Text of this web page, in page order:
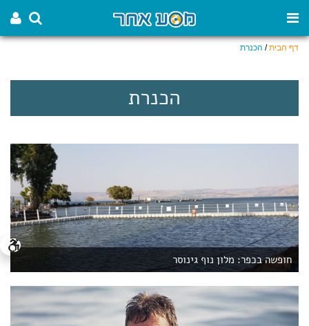
דף הבית/ הכנרת
הכנרת
חופשה בכפר: מלון נוף גינוסר